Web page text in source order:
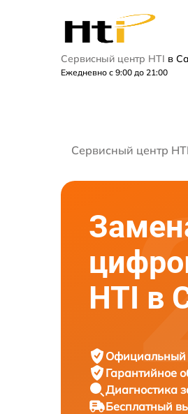
Сервисный центр HTI в
Ежедневно с 9:00 до 21:00
Сервисный центр HTI
HTI в
Официальный
Гарантийное
Диагностика
Бесплатный